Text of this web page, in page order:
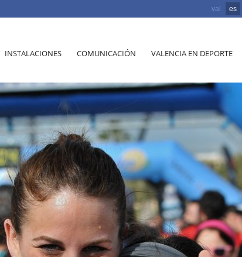
val es
INSTALACIONES COMUNICACIÓN VALENCIA EN DEPORTE